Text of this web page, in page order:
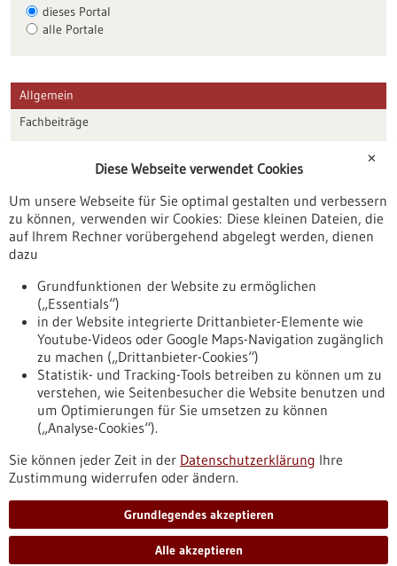
dieses Portal
alle Portale
Allgemein
Fachbeiträge
Veranstaltungen
Erscheinungsdatum
Nach oben
Informiert bleiben
Newsletter abonnieren
✕
Diese Webseite verwendet Cookies
Um unsere Webseite für Sie optimal gestalten und verbessern
zu können, verwenden wir Cookies: Diese kleinen Dateien, die
auf Ihrem Rechner vorübergehend abgelegt werden, dienen
dazu
Grundfunktionen der Website zu ermöglichen
(„Essentials“)
in der Website integrierte Drittanbieter-Elemente wie
Youtube-Videos oder Google Maps-Navigation zugänglich
zu machen („Drittanbieter-Cookies“)
Statistik- und Tracking-Tools betreiben zu können um zu
verstehen, wie Seitenbesucher die Website benutzen und
um Optimierungen für Sie umsetzen zu können
(„Analyse-Cookies“).
Sie können jeder Zeit in der Datenschutzerklärung Ihre
Zustimmung widerrufen oder ändern.
Grundlegendes akzeptieren
Alle akzeptieren